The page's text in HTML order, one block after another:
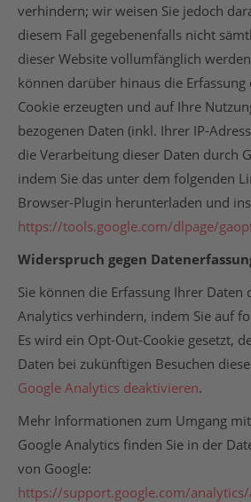
verhindern; wir weisen Sie jedoch
diesem Fall gegebenenfalls nicht
dieser Website vollumfänglich
können darüber hinaus die Erfassung
Cookie erzeugten und auf Ihre
bezogenen Daten (inkl. Ihrer IP-
die Verarbeitung dieser Daten durch
indem Sie das unter dem folgenden
Browser-Plugin herunterladen und
https://tools.google.com/dlpage/
Widerspruch gegen
Sie können die Erfassung Ihrer Daten
Analytics verhindern, indem Sie auf
Es wird ein Opt-Out-Cookie gesetzt,
Daten bei zukünftigen Besuchen
Google Analytics deaktivieren.
Mehr Informationen zum Umgang
Google Analytics finden Sie in der
von Google:
https://support.google.com/